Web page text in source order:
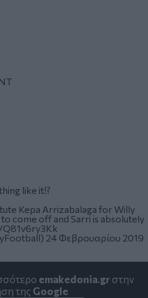
like it!?
Kepa Arrizabalaga for Willy
come off and Sarri is absolutely
24 Φεβρουαρίου 2019
emakedonia.grστην
της Google